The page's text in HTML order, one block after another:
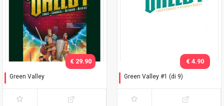
Green Valley
€ 29.90
Green Valley #1 (di 9)
€ 4.90